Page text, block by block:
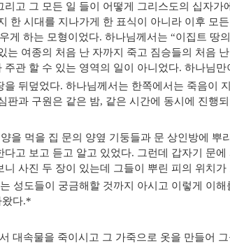
리고 그 모든 일 들이 어떻게 그리스도의 십자
한 시대를 지나가게 한 표식이 아니라 이후 모
게 하는 모형이었다. 하나님께서는 “이집트 땅
는 여종의 처음 난 자까지 죽고 짐승들의 처음
주관 할 수 있는 영역의 일이 아니었다. 하나님만
을 뒤덮었다. 하나님께서는 한쪽에서는 죽음이
판과 구원은 같은 밤, 같은 시간에 동시에 진행
을 먹을 집 문의 양옆 기둥들과 문 상인방에 뿌
다고 보고 듣고 알고 있었다. 그런데 갑자기 문
니 사진 두 장이 있는데 그들이 뿌린 피의 위치가
성도들이 궁금해할 것까지 아시고 이렇게 이
왔다.*
대속물을 죽이시고 그 가죽으로 옷을 만들어